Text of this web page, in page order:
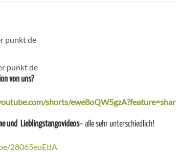
punkt de
punkt de
von uns?
shorts/
und Lieblingstangovideos– alle sehr unterschiedlich!
28065euEtlA